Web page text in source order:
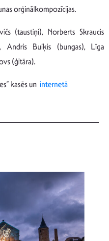
orģinālkompozīcijas.
(taustiņi), Norberts Skraucis
Andris Buiķis (bungas), Līga
(ģitāra).
kasēs un internetā